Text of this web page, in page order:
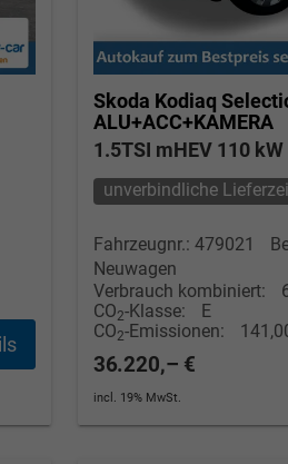
Skoda Kodiaq
ALU+ACC+KAMERA
1.5TSI mHEV 110 kW
unverbindliche
Fahrzeugnr.: 479021
Neuwagen
Verbrauch kombiniert:
CO2-Klasse:
E
CO2-Emissionen:
36.220,– €
incl. 19% MwSt.